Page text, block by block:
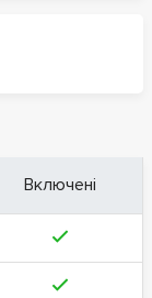
Включені